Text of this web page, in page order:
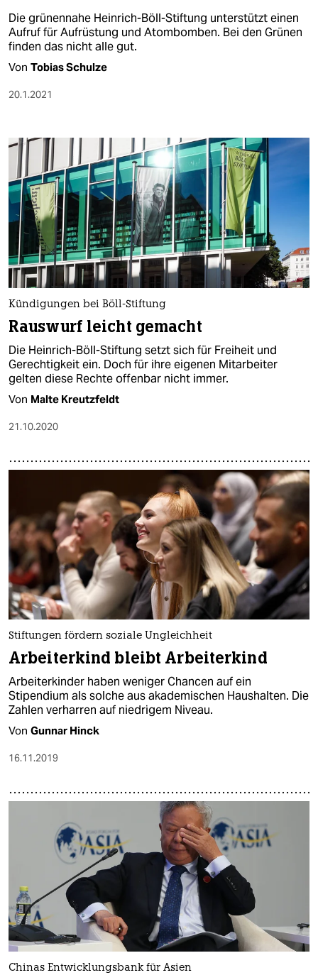
Die grünennahe Heinrich-Böll-Stiftung unterstützt einen
Aufruf für Aufrüstung und Atombomben. Bei den Grünen
finden das nicht alle gut.
Von Tobias Schulze
20.1.2021
Kündigungen bei Böll-Stiftung
Rauswurf leicht gemacht
Die Heinrich-Böll-Stiftung setzt sich für Freiheit und
Gerechtigkeit ein. Doch für ihre eigenen Mitarbeiter
gelten diese Rechte offenbar nicht immer.
Von Malte Kreutzfeldt
21.10.2020
Stiftungen fördern soziale Ungleichheit
Arbeiterkind bleibt Arbeiterkind
Arbeiterkinder haben weniger Chancen auf ein
Stipendium als solche aus akademischen Haushalten. Die
Zahlen verharren auf niedrigem Niveau.
Von Gunnar Hinck
16.11.2019
Chinas Entwicklungsbank für Asien